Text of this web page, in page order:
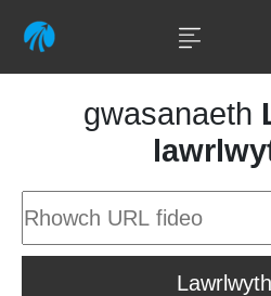
gwasanaeth